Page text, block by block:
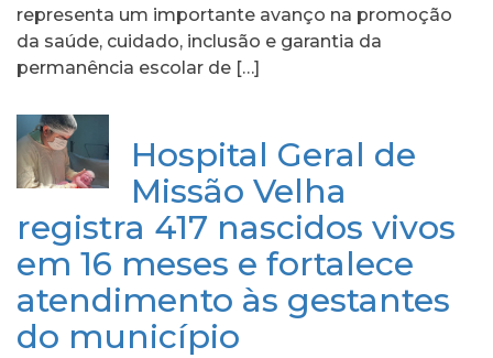
representa um importante avanço na promoção
da saúde, cuidado, inclusão e garantia da
permanência escolar de […]
Hospital Geral de
Missão Velha
registra 417 nascidos vivos
em 16 meses e fortalece
atendimento às gestantes
do município